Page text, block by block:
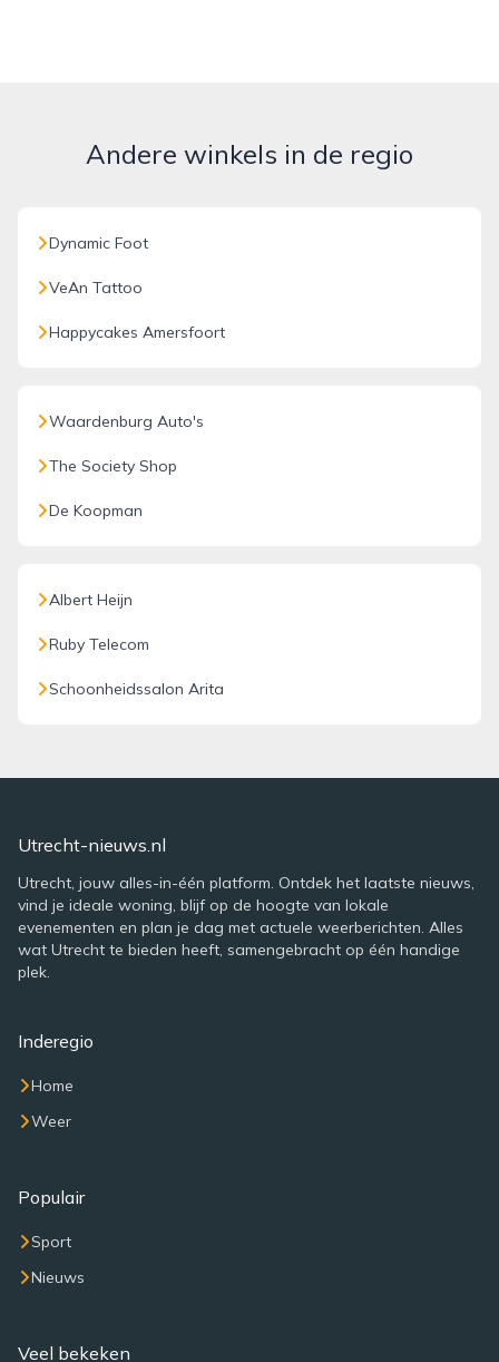
Andere winkels in de regio
Dynamic Foot
VeAn Tattoo
Happycakes Amersfoort
Waardenburg Auto's
The Society Shop
De Koopman
Albert Heijn
Ruby Telecom
Schoonheidssalon Arita
Utrecht-nieuws.nl
Utrecht, jouw alles-in-één platform. Ontdek het laatste nieuws,
vind je ideale woning, blijf op de hoogte van lokale
evenementen en plan je dag met actuele weerberichten. Alles
wat Utrecht te bieden heeft, samengebracht op één handige
plek.
Inderegio
Home
Weer
Populair
Sport
Nieuws
Veel bekeken